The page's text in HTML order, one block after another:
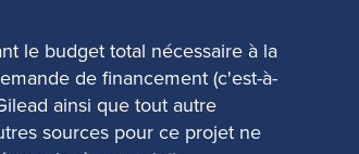
le budget total nécessaire à la
de financement (c'est-à-
ainsi que tout autre
sources pour ce projet ne